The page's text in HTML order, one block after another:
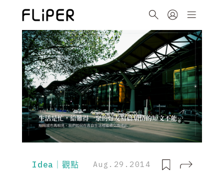
Idea｜觀點 Aug.29.2014